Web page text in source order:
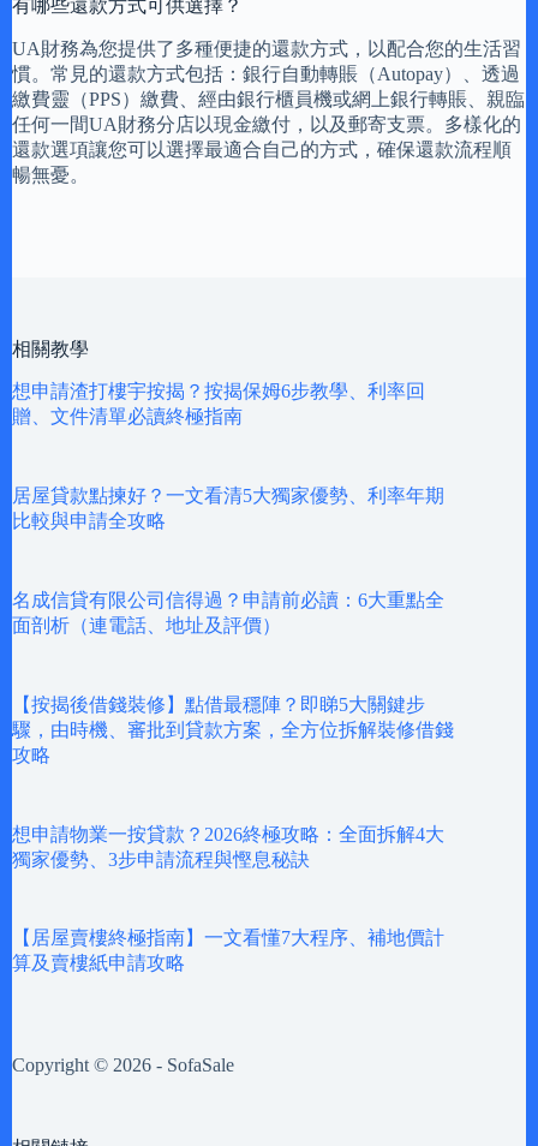
有哪些還款方式可供選擇？
UA財務為您提供了多種便捷的還款方式，以配合您的生活習
慣。常見的還款方式包括：銀行自動轉賬（Autopay）、透過
繳費靈（PPS）繳費、經由銀行櫃員機或網上銀行轉賬、親臨
任何一間UA財務分店以現金繳付，以及郵寄支票。多樣化的
還款選項讓您可以選擇最適合自己的方式，確保還款流程順
暢無憂。
相關教學
想申請渣打樓宇按揭？按揭保姆6步教學、利率回
贈、文件清單必讀終極指南
居屋貸款點揀好？一文看清5大獨家優勢、利率年期
比較與申請全攻略
名成信貸有限公司信得過？申請前必讀：6大重點全
面剖析（連電話、地址及評價）
【按揭後借錢裝修】點借最穩陣？即睇5大關鍵步
驟，由時機、審批到貸款方案，全方位拆解裝修借錢
攻略
想申請物業一按貸款？2026終極攻略：全面拆解4大
獨家優勢、3步申請流程與慳息秘訣
【居屋賣樓終極指南】一文看懂7大程序、補地價計
算及賣樓紙申請攻略
Copyright © 2026 - SofaSale